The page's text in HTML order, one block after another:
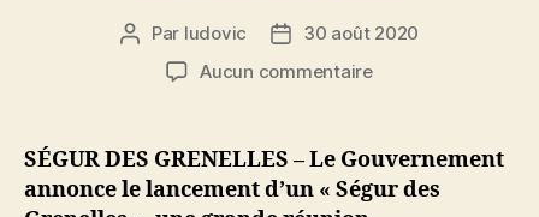
Auteur
l’article
Par ludovic
Date30 août 2020
Aucun commentairesur
Ségur
SÉGUR DES GRENELLES – Le Gouvernement
annonce le lancement d’un « Ségur des